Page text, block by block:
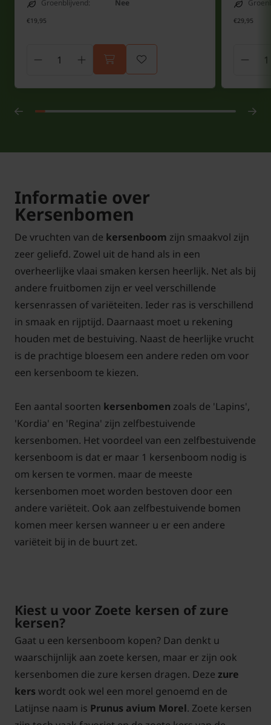
Groenblijvend: Nee
€19,95 €29,95
Informatie over
Kersenbomen
De vruchten van de kersenboom zijn smaakvol zijn
zeer geliefd. Zowel uit de hand als in een
overheerlijke vlaai smaken kersen heerlijk. Net als bij
andere fruitbomen zijn er veel verschillende
kersenrassen of variëteiten. Ieder ras is verschillend
in smaak en rijptijd. Daarnaast moet u rekening
houden met de bestuiving. Naast de heerlijke vrucht
is de prachtige bloesem een andere reden om voor
een kersenboom te kiezen.
Een aantal soorten kersenbomen zoals de 'Lapins',
'Kordia' en 'Regina' zijn zelfbestuivende
kersenbomen. Het voordeel van een zelfbestuivende
kersenboom is dat er maar 1 kersenboom nodig is
om kersen te vormen. maar de meeste
kersenbomen moet worden bestoven door een
andere variëteit. Ook aan zelfbestuivende bomen
komen meer kersen wanneer u er een andere
variëteit bij in de buurt zet.
Kiest u voor Zoete kersen of zure
kersen?
Gaat u een kersenboom kopen? Dan denkt u
waarschijnlijk aan zoete kersen, maar er zijn ook
kersenbomen die zure kersen dragen. Deze zure
kers wordt ook wel een morel genoemd en de
Latijnse naam is Prunus avium Morel. Zoete kersen